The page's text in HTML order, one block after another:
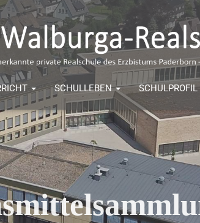
SCHULLEBEN SCHULPROFIL